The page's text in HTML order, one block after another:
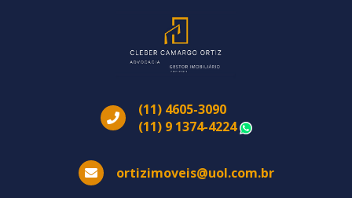
(11) 4605-3090
(11) 9 1374-4224
ortizimoveis@uol.com.br